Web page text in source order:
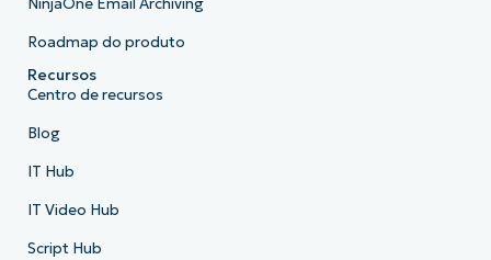
NinjaOne Email Archiving
Roadmap do produto
Recursos
Centro de recursos
Blog
IT Hub
IT Video Hub
Script Hub